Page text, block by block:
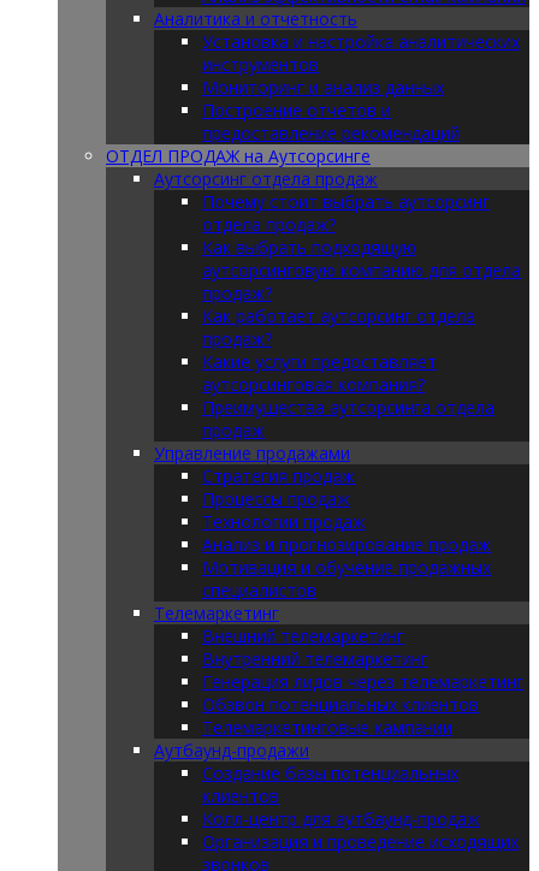
Аналитика и отчетность
Установка и настройка аналитических
инструментов
Мониторинг и анализ данных
Построение отчетов и
предоставление рекомендаций
ОТДЕЛ ПРОДАЖ на Аутсорсинге
Аутсорсинг отдела продаж
Почему стоит выбрать аутсорсинг
отдела продаж?
Как выбрать подходящую
аутсорсинговую компанию для отдела
продаж?
Как работает аутсорсинг отдела
продаж?
Какие услуги предоставляет
аутсорсинговая компания?
Преимущества аутсорсинга отдела
продаж
Управление продажами
Стратегия продаж
Процессы продаж
Технологии продаж
Анализ и прогнозирование продаж
Мотивация и обучение продажных
специалистов
Телемаркетинг
Внешний телемаркетинг
Внутренний телемаркетинг
Генерация лидов через телемаркетинг
Обзвон потенциальных клиентов
Телемаркетинговые кампании
Аутбаунд-продажи
Создание базы потенциальных
клиентов
Колл-центр для аутбаунд-продаж
Организация и проведение исходящих
звонков